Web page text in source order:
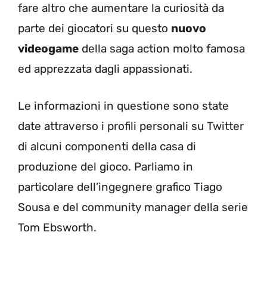
fare altro che aumentare la curiosità da
parte dei giocatori su questo nuovo
videogame della saga action molto famosa
ed apprezzata dagli appassionati.
Le informazioni in questione sono state
date attraverso i profili personali su Twitter
di alcuni componenti della casa di
produzione del gioco. Parliamo in
particolare dell’ingegnere grafico Tiago
Sousa e del community manager della serie
Tom Ebsworth.